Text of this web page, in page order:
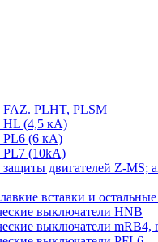
FAZ. PLHT, PLSM
HL (4,5 кА)
PL6 (6 кА)
PL7 (10kA)
двигателей Z-MS;
вставки и
выключатели HNB
выключатели mRB4,